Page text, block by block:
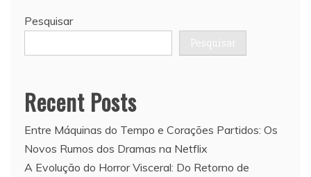
Pesquisar
Pesquisar
Recent Posts
Entre Máquinas do Tempo e Corações Partidos: Os
Novos Rumos dos Dramas na Netflix
A Evolução do Horror Visceral: Do Retorno de